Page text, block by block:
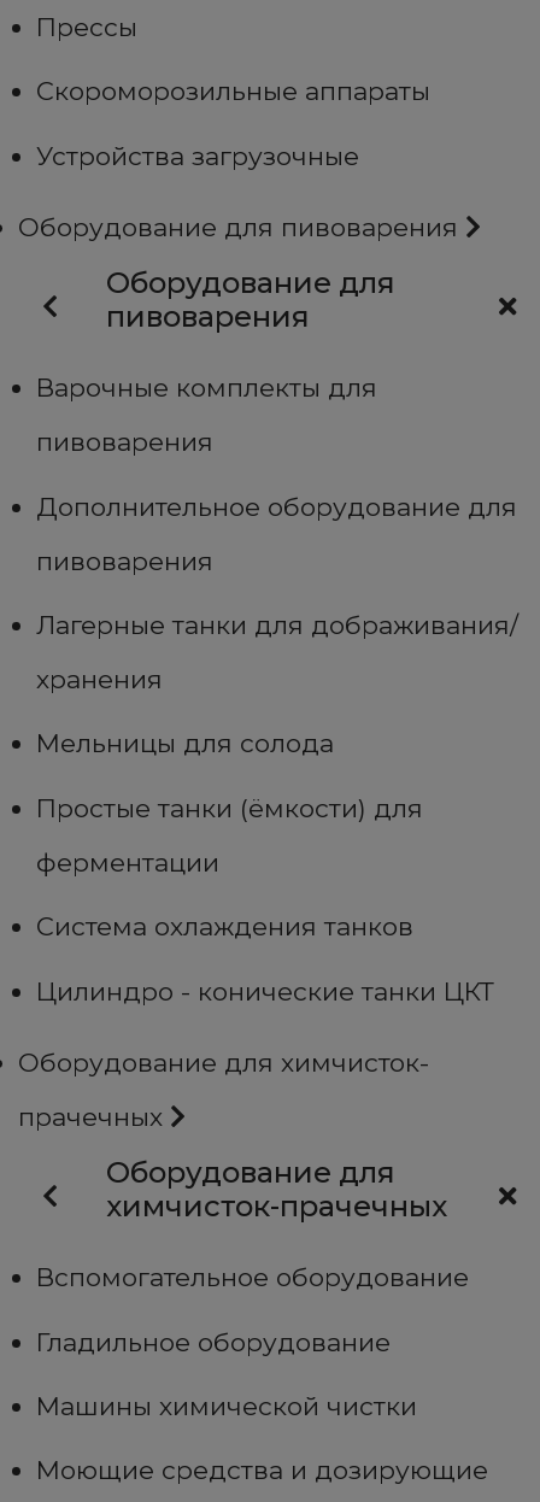
Прессы
Скороморозильные аппараты
Устройства загрузочные
Оборудование для пивоварения
Оборудование для
пивоварения
Варочные комплекты для
пивоварения
Дополнительное оборудование для
пивоварения
Лагерные танки для дображивания/
хранения
Мельницы для солода
Простые танки (ёмкости) для
ферментации
Система охлаждения танков
Цилиндро - конические танки ЦКТ
Оборудование для химчисток-
прачечных
Оборудование для
химчисток-прачечных
Вспомогательное оборудование
Гладильное оборудование
Машины химической чистки
Моющие средства и дозирующие